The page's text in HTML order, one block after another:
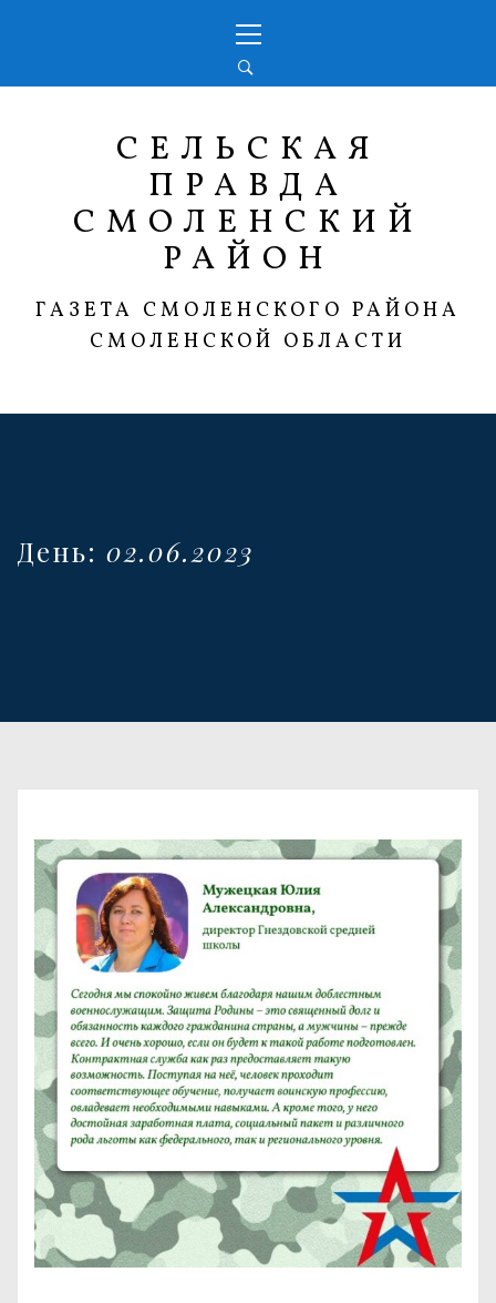
меню
СЕЛЬСКАЯ
ПРАВДА
СМОЛЕНСКИЙ
РАЙОН
ГАЗЕТА СМОЛЕНСКОГО РАЙОНА
СМОЛЕНСКОЙ ОБЛАСТИ
День: 02.06.2023